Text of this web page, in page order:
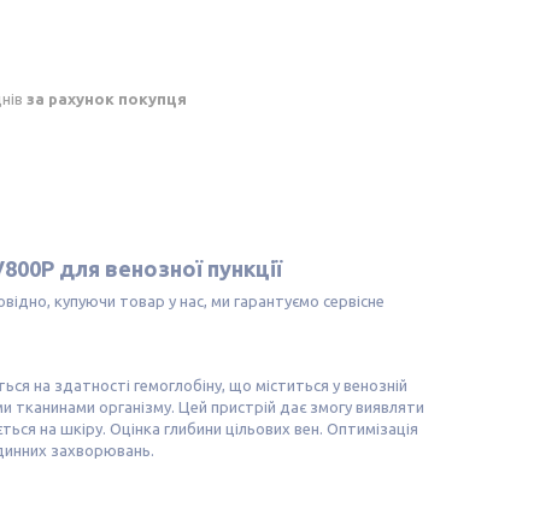
за рахунок покупця
для венозної пункції
купуючи товар у нас, ми гарантуємо сервісне
на здатності гемоглобіну, що міститься у венозній
тканинами організму. Цей пристрій дає змогу виявляти
на шкіру. Оцінка глибини цільових вен. Оптимізація
захворювань.